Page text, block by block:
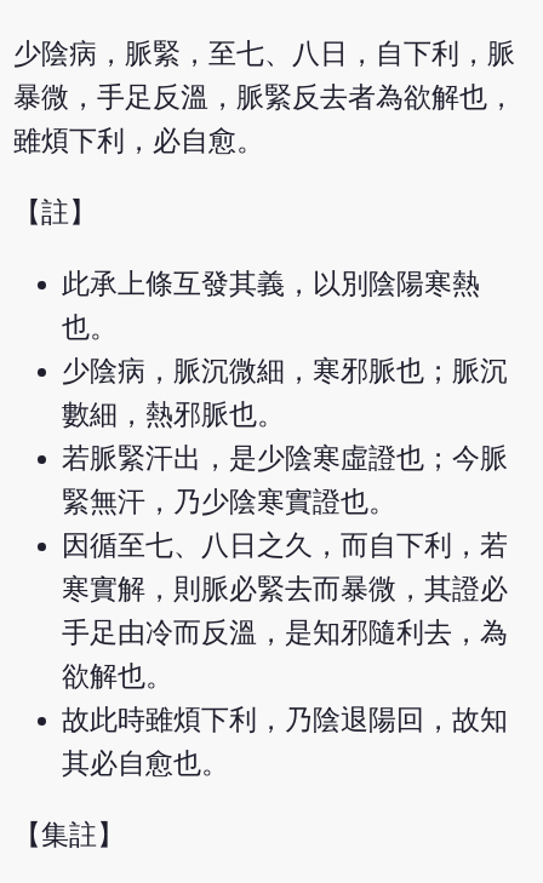
少陰病，脈緊，至七、八日，自下利，脈
暴微，手足反溫，脈緊反去者為欲解也，
雖煩下利，必自愈。
【註】
此承上條互發其義，以別陰陽寒熱
也。
少陰病，脈沉微細，寒邪脈也；脈沉
數細，熱邪脈也。
若脈緊汗出，是少陰寒虛證也；今脈
緊無汗，乃少陰寒實證也。
因循至七、八日之久，而自下利，若
寒實解，則脈必緊去而暴微，其證必
手足由冷而反溫，是知邪隨利去，為
欲解也。
故此時雖煩下利，乃陰退陽回，故知
其必自愈也。
【集註】